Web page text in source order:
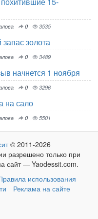
0 3535
золота
0 3489
начнется 1 ноября
0 3296
на сало
0 5501
© 2011-2026
разрешено только при
сайт — Yaodessit.com.
использования
Реклама на сайте